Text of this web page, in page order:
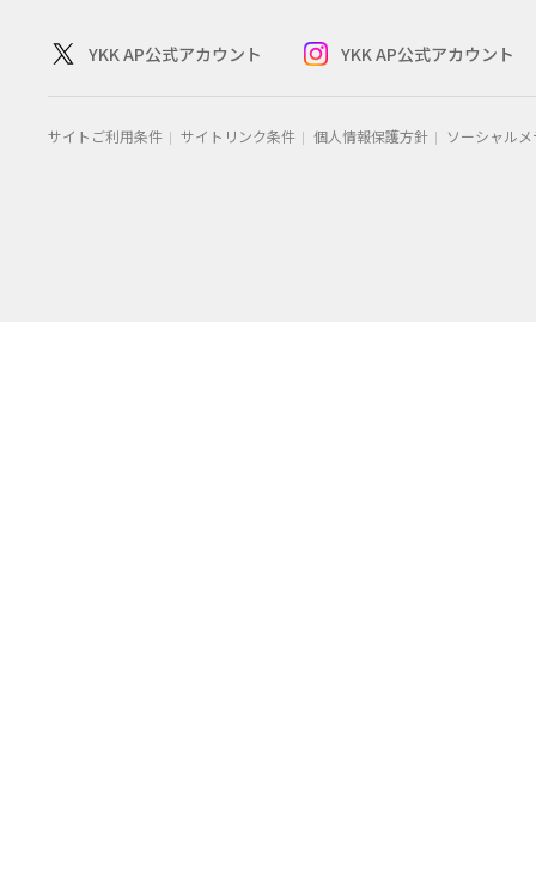
YKK AP公式アカウント YKK AP公式アカウント
サイトご利用条件 サイトリンク条件 個人情報保護方針 ソーシャル